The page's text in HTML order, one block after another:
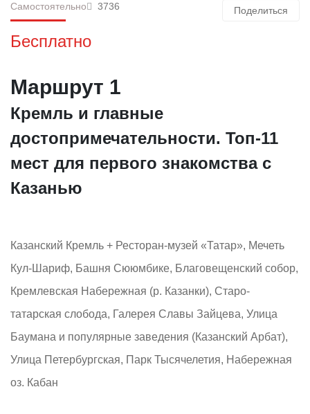
Самостоятельно 3736
Бесплатно
Поделиться
Маршрут 1
Кремль и главные
достопримечательности. Топ-11
мест для первого знакомства с
Казанью
Казанский Кремль + Ресторан-музей «Татар», Мечеть
Кул-Шариф, Башня Сююмбике, Благовещенский собор,
Кремлевская Набережная (р. Казанки), Старо-
татарская слобода, Галерея Славы Зайцева, Улица
Баумана и популярные заведения (Казанский Арбат),
Улица Петербургская, Парк Тысячелетия, Набережная
оз. Кабан